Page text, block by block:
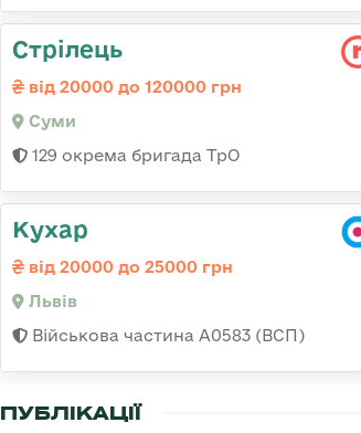
Стрілець
від 20000 до 120000 грн
Суми
129 окрема бригада ТрО
Кухар
від 20000 до 25000 грн
Львів
Військова частина А0583 (ВСП)
ПУБЛІКАЦІЇ